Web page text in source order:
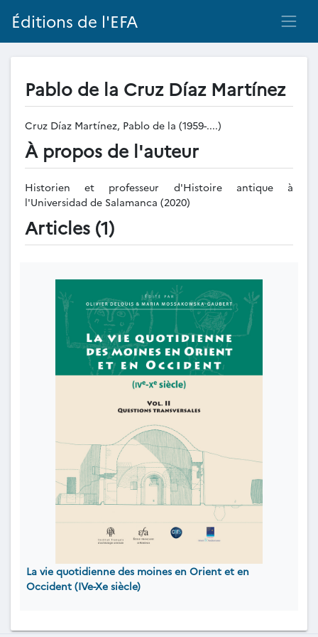
Éditions de l'EFA
Pablo de la Cruz Díaz Martínez
Cruz Díaz Martínez, Pablo de la (1959-....)
À propos de l'auteur
Historien et professeur d'Histoire antique à
l'Universidad de Salamanca (2020)
Articles (1)
La vie quotidienne des moines en Orient et en
Occident (IVe-Xe siècle)